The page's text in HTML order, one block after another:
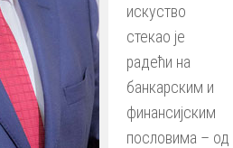
искуство
стекао је
радећи на
банкарским и
финансијским
пословима – од